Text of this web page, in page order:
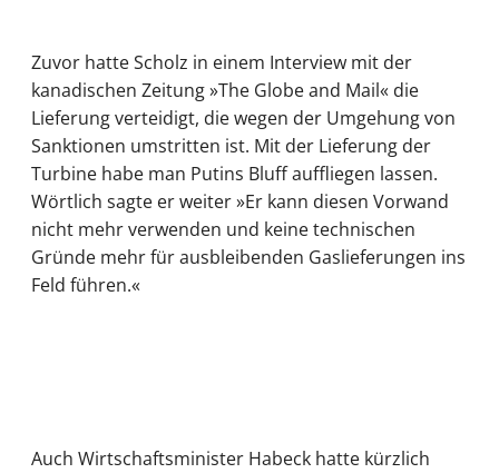
Zuvor hatte Scholz in einem Interview mit der
kanadischen Zeitung »The Globe and Mail« die
Lieferung verteidigt, die wegen der Umgehung von
Sanktionen umstritten ist. Mit der Lieferung der
Turbine habe man Putins Bluff auffliegen lassen.
Wörtlich sagte er weiter »Er kann diesen Vorwand
nicht mehr verwenden und keine technischen
Gründe mehr für ausbleibenden Gaslieferungen ins
Feld führen.«
Auch Wirtschaftsminister Habeck hatte kürzlich